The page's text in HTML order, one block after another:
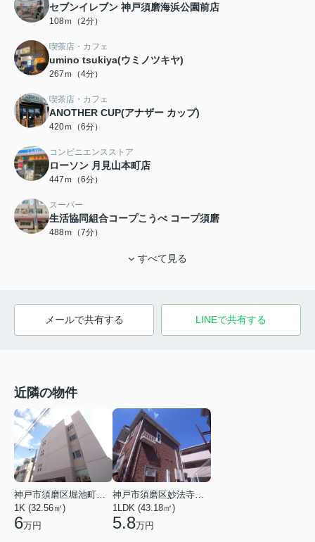
セブンイレブン 神戸須磨海浜公園前店
108ｍ（2分）
喫茶店・カフェ
umino tsukiya(ウミノツキヤ)
267ｍ（4分）
喫茶店・カフェ
ANOTHER CUP(アナザー カップ)
420ｍ（6分）
コンビニエンスストア
ローソン 月見山本町店
447ｍ（6分）
スーパー
生活協同組合コープこうべ コープ須磨
488ｍ（7分）
すべて見る
メールで共有する LINEで共有する
近隣の物件
神戸市須磨区堀池町２丁目
1K (32.56㎡)
6万円
神戸市須磨区妙法寺字谷野
1LDK (43.18㎡)
5.8万円